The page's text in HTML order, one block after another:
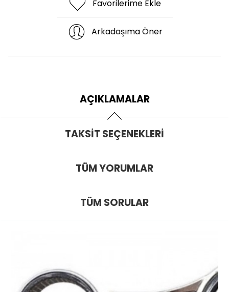
Favorilerime Ekle
Arkadaşıma Öner
AÇIKLAMALAR
TAKSIT SEÇENEKLERI
TÜM YORUMLAR
TÜM SORULAR